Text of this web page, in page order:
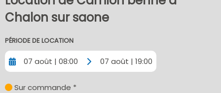
Chalon sur saone
PÉRIODE DE LOCATION
07 août | 08:00 07 août | 19:00
Sur commande *